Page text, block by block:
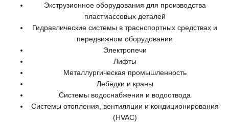
Экструзионное оборудования для производства
пластмассовых деталей
Гидравлические системы в траснспортных средствах и
передвижном оборудовании
Электропечи
Лифты
Металлургическая промышленность
Лебёдки и краны
Системы водоснабжения и водоотвода
Системы отопления, вентиляции и кондиционирования
(HVAC)